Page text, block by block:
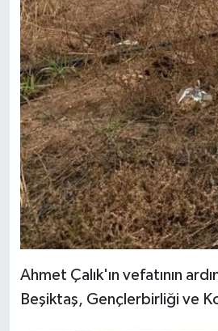
Ahmet Çalık'ın vefatının
Beşiktaş, Gençlerbirliği ve